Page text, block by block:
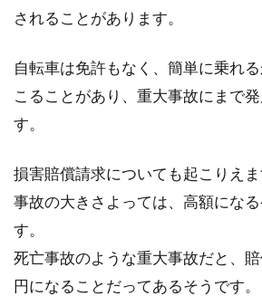
されることがあります。
自転車は免許もなく、簡単に乗れ
こることがあり、重大事故にまで
す。
損害賠償請求についても起こりえま
事故の大きさよっては、高額にな
す。
死亡事故のような重大事故だと、
円になることだってあるそうです。